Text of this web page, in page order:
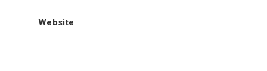
Website